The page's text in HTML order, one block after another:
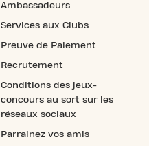
Ambassadeurs
Services aux Clubs
Preuve de Paiement
Recrutement
Conditions des jeux-
concours au sort sur les
réseaux sociaux
Parrainez vos amis